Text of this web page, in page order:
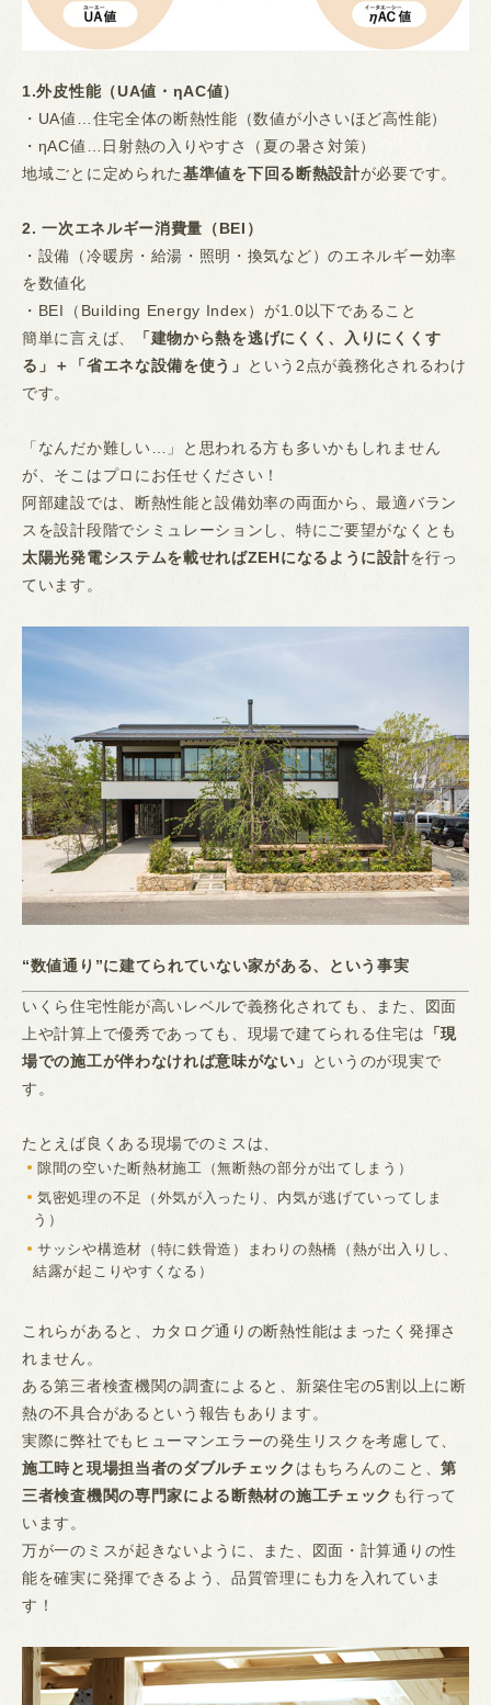
1.外皮性能（UA値・ηAC値）
・UA値…住宅全体の断熱性能（数値が小さいほど高性能）
・ηAC値…日射熱の入りやすさ（夏の暑さ対策）
地域ごとに定められた基準値を下回る断熱設計が必要です。
2. 一次エネルギー消費量（BEI）
・設備（冷暖房・給湯・照明・換気など）のエネルギー効率
を数値化
・BEI（Building Energy Index）が1.0以下であること
簡単に言えば、
「建物から熱を逃げにくく、入りにくくす
る」＋「省エネな設備を使う」
という2点が義務化されるわけ
です。
「なんだか難しい…」と思われる方も多いかもしれません
が、そこはプロにお任せください！
阿部建設では、断熱性能と設備効率の両面から、最適バラン
スを設計段階でシミュレーションし、特にご要望がなくとも
太陽光発電システムを載せればZEHになるように設計を行っ
ています。
“数値通り”に建てられていない家がある、という事実
いくら住宅性能が高いレベルで義務化されても、また、図面
上や計算上で優秀であっても、現場で建てられる住宅は 「現
場での施工が伴わなければ意味がない」
というのが現実で
す。
たとえば良くある現場でのミスは、
隙間の空いた断熱材施工（無断熱の部分が出てしまう）
気密処理の不足（外気が入ったり、内気が逃げていってしま
う）
サッシや構造材（特に鉄骨造）まわりの熱橋（熱が出入りし、
結露が起こりやすくなる）
これらがあると、カタログ通りの断熱性能はまったく発揮さ
れません。
ある第三者検査機関の調査によると、新築住宅の5割以上に断
熱の不具合があるという報告もあります。
実際に弊社でもヒューマンエラーの発生リスクを考慮して、
施工時と現場担当者のダブルチェック はもちろんのこと、第
三者検査機関の専門家による断熱材の施工チェック も行って
います。
万が一のミスが起きないように、また、図面・計算通りの性
能を確実に発揮できるよう、品質管理にも力を入れていま
す！